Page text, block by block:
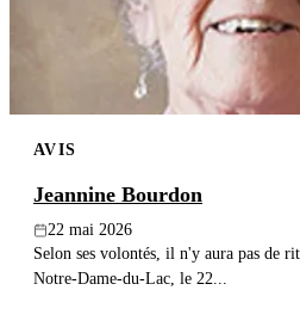
AVIS
Jeannine Bourdon
22 mai 2026
Selon ses volontés, il n'y aura pas de
Notre-Dame-du-Lac, le 22...